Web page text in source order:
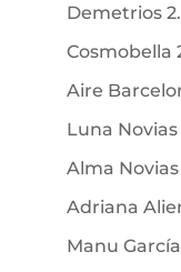
Demetrios
Cosmobella
Aire
Luna Novias
Alma Novias
Adriana
Manu